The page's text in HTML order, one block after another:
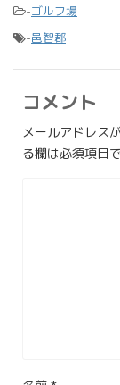
-ゴルフ場
-邑智郡
コメント
メールアドレス
る欄は必須項目